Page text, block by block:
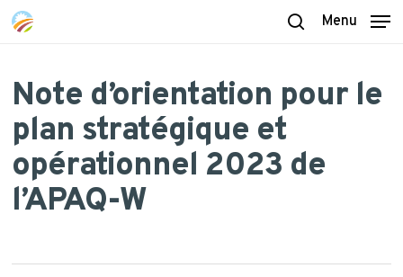
Skip
content
Menu
Note d’orientation pour le
plan stratégique et
opérationnel 2023 de
l’APAQ-W